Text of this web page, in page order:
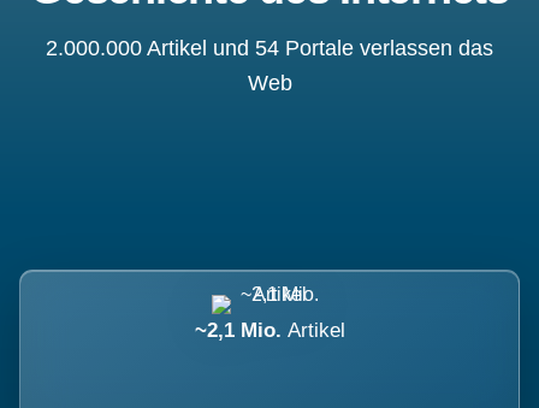
2.000.000 Artikel und 54 Portale verlassen das
Web
~2,1 Mio. Artikel